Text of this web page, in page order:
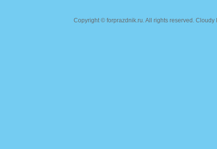
Copyright © forprazdnik.ru. All rights reserved.